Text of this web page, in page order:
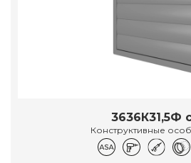
3636К31,5Ф
Конструктивные